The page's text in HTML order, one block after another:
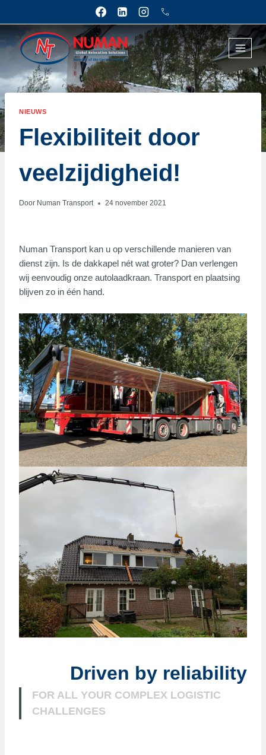
inhoud
NIEUWS
Flexibiliteit door
veelzijdigheid!
Door Numan Transport 24 november 2021
Numan Transport kan u op verschillende manieren van
dienst zijn. Is de dakkapel nét wat groter? Dan verlengen
wij eenvoudig onze autolaadkraan. Transport en plaatsing
blijven zo in één hand.
Driven by reliability
FOR ALL YOUR COMPLEX LOGISTIC
CHALLENGES